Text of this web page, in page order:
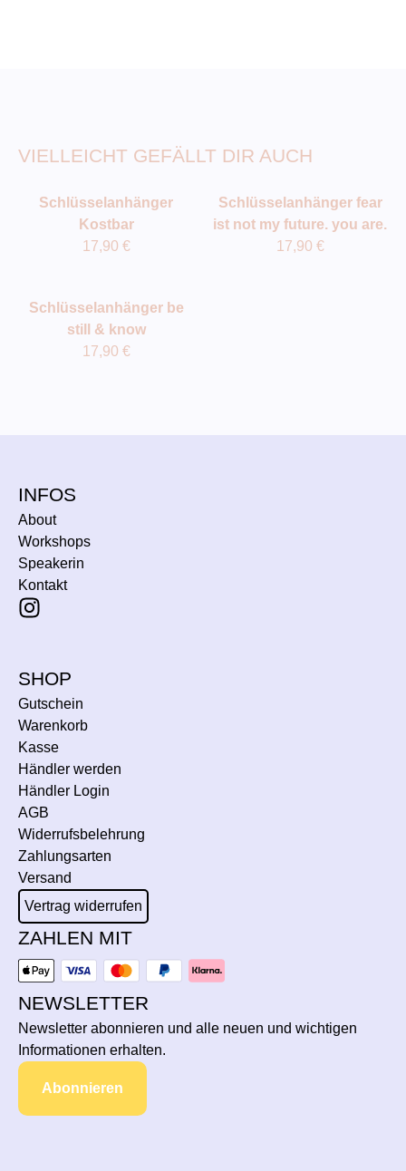
VIELLEICHT GEFÄLLT DIR AUCH
Schlüsselanhänger
Kostbar
17,90 €
Schlüsselanhänger fear
ist not my future. you are.
17,90 €
Schlüsselanhänger be
still & know
17,90 €
INFOS
About
Workshops
Speakerin
Kontakt
SHOP
Gutschein
Warenkorb
Kasse
Händler werden
Händler Login
AGB
Widerrufsbelehrung
Zahlungsarten
Versand
Vertrag widerrufen
ZAHLEN MIT
NEWSLETTER
Newsletter abonnieren und alle neuen und wichtigen
Informationen erhalten.
Abonnieren